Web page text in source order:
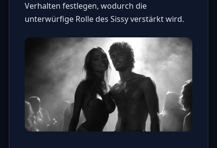
Verhalten festlegen, wodurch die
unterwürfige Rolle des Sissy verstärkt wird.